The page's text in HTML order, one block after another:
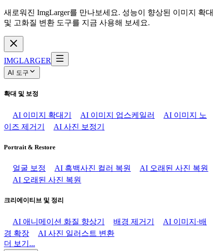
새로워진 ImgLarger를 만나보세요. 성능이 향상된 이미지 확대
및 고화질 변환 도구를 지금 사용해 보세요.
IMGLARGER
AI 도구
확대 및 보정
AI 이미지 확대기 AI 이미지 업스케일러
AI 이미지 노
이즈 제거기
AI 사진 보정기
Portrait & Restore
얼굴 보정 AI 흑백사진 컬러 복원
AI 오래된 사진 복원
AI 오래된 사진 복원
크리에이티브 및 정리
AI 애니메이션 화질 향상기 배경 제거기
AI 이미지·배
경 확장
AI 사진 일러스트 변환
더 보기...